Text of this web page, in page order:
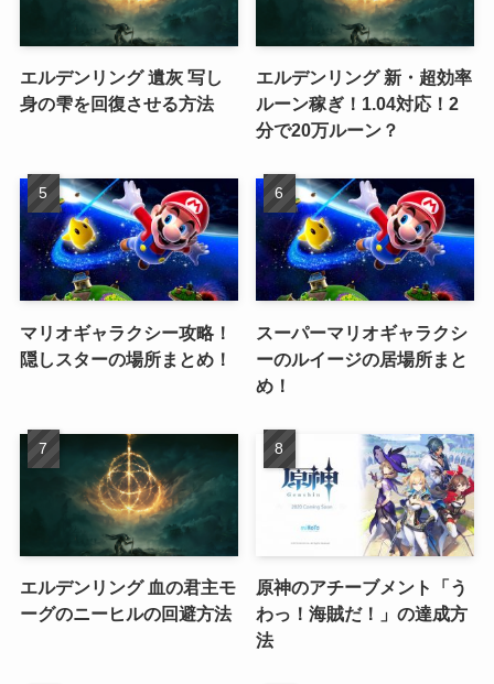
エルデンリング 遺灰 写し
身の雫を回復させる方法
エルデンリング 新・超効率
ルーン稼ぎ！1.04対応！2
分で20万ルーン？
マリオギャラクシー攻略！
隠しスターの場所まとめ！
スーパーマリオギャラクシ
ーのルイージの居場所まと
め！
エルデンリング 血の君主モ
ーグのニーヒルの回避方法
原神のアチーブメント「う
わっ！海賊だ！」の達成方
法